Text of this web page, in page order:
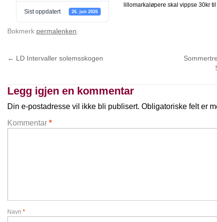
Sist oppdatert 26. jun 2026
lillomarkaløpere skal vippse 30kr
Bokmerk permalenken
← LD Intervaller solemsskogen
Legg igjen en kommentar
Din e-postadresse vil ikke bli publisert. Obligatoriske felt er
Kommentar *
Navn *